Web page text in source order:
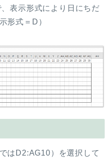
表示形式により日にちだ
形式＝D）
はD2:AG10）を選択して